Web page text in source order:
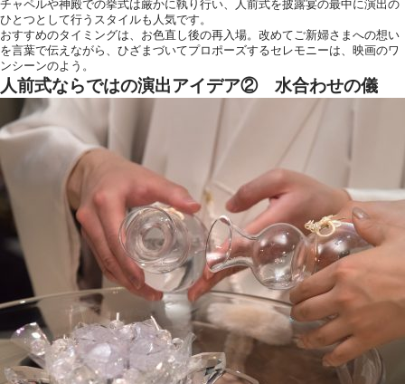
チャペルや神殿での挙式は厳かに執り行い、人前式を披露宴の最中に演出の
ひとつとして行うスタイルも人気です。
おすすめのタイミングは、お色直し後の再入場。改めてご新婦さまへの想い
を言葉で伝えながら、ひざまづいてプロポーズするセレモニーは、映画のワ
ンシーンのよう。
人前式ならではの演出アイデア② 水合わせの儀